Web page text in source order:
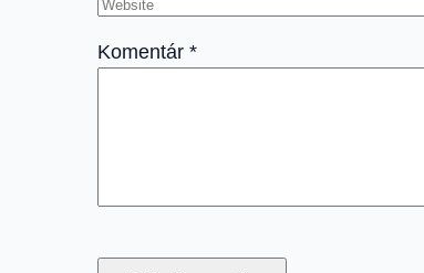
Komentár *